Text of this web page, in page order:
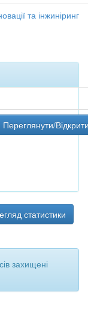
та інжиніринг
Переглянути/
статистики
захищені